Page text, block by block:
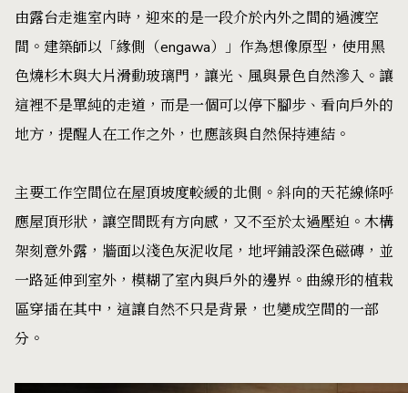
由露台走進室內時，迎來的是一段介於內外之間的過渡空
間。建築師以「緣側（engawa）」作為想像原型，使用黑
色燒杉木與大片滑動玻璃門，讓光、風與景色自然滲入。讓
這裡不是單純的走道，而是一個可以停下腳步、看向戶外的
地方，提醒人在工作之外，也應該與自然保持連結。
主要工作空間位在屋頂坡度較緩的北側。斜向的天花線條呼
應屋頂形狀，讓空間既有方向感，又不至於太過壓迫。木構
架刻意外露，牆面以淺色灰泥收尾，地坪鋪設深色磁磚，並
一路延伸到室外，模糊了室內與戶外的邊界。曲線形的植栽
區穿插在其中，這讓自然不只是背景，也變成空間的一部
分。